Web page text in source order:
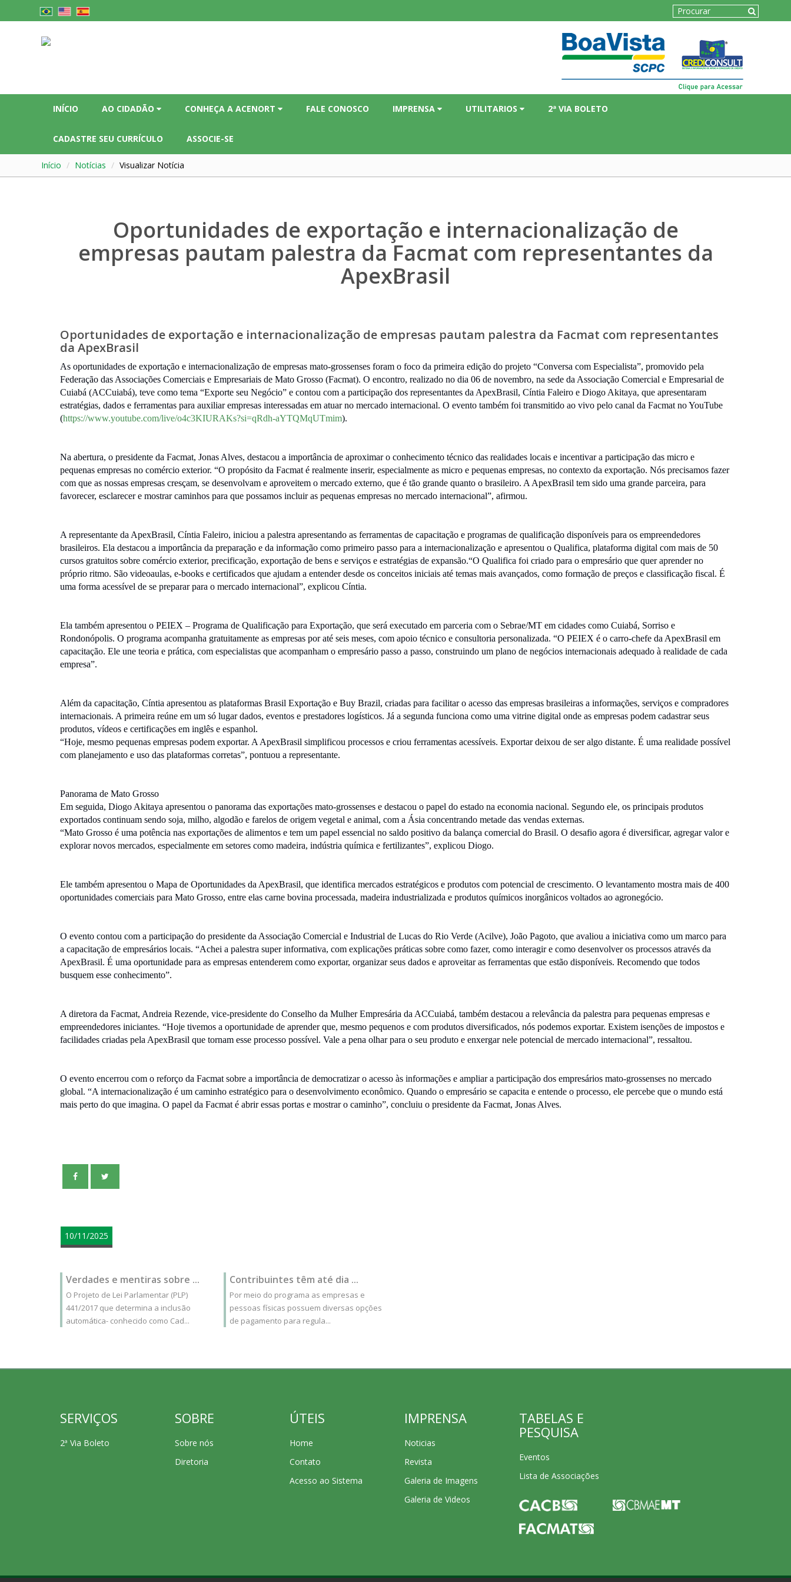
INÍCIO AO CIDADÃO CONHEÇA A ACENORT FALE CONOSCO IMPRENSA UTILITARIOS 2ª VIA BOLETO
CADASTRE SEU CURRÍCULO ASSOCIE-SE
Início Notícias Visualizar Notícia
Oportunidades de exportação e internacionalização de
empresas pautam palestra da Facmat com representantes da
ApexBrasil
Oportunidades de exportação e internacionalização de empresas pautam palestra da Facmat com representantes
da ApexBrasil
As oportunidades de exportação e internacionalização de empresas mato-grossenses foram o foco da primeira edição do projeto “Conversa com Especialista”, promovido pela
Federação das Associações Comerciais e Empresariais de Mato Grosso (Facmat). O encontro, realizado no dia 06 de novembro, na sede da Associação Comercial e Empresarial de
Cuiabá (ACCuiabá), teve como tema “Exporte seu Negócio” e contou com a participação dos representantes da ApexBrasil, Cíntia Faleiro e Diogo Akitaya, que apresentaram
estratégias, dados e ferramentas para auxiliar empresas interessadas em atuar no mercado internacional. O evento também foi transmitido ao vivo pelo canal da Facmat no YouTube
(https://www.youtube.com/live/o4c3KIURAKs?si=qRdh-aYTQMqUTmim).
Na abertura, o presidente da Facmat, Jonas Alves, destacou a importância de aproximar o conhecimento técnico das realidades locais e incentivar a participação das micro e
pequenas empresas no comércio exterior. “O propósito da Facmat é realmente inserir, especialmente as micro e pequenas empresas, no contexto da exportação. Nós precisamos fazer
com que as nossas empresas cresçam, se desenvolvam e aproveitem o mercado externo, que é tão grande quanto o brasileiro. A ApexBrasil tem sido uma grande parceira, para
favorecer, esclarecer e mostrar caminhos para que possamos incluir as pequenas empresas no mercado internacional”, afirmou.
A representante da ApexBrasil, Cíntia Faleiro, iniciou a palestra apresentando as ferramentas de capacitação e programas de qualificação disponíveis para os empreendedores
brasileiros. Ela destacou a importância da preparação e da informação como primeiro passo para a internacionalização e apresentou o Qualifica, plataforma digital com mais de 50
cursos gratuitos sobre comércio exterior, precificação, exportação de bens e serviços e estratégias de expansão.“O Qualifica foi criado para o empresário que quer aprender no
próprio ritmo. São videoaulas, e-books e certificados que ajudam a entender desde os conceitos iniciais até temas mais avançados, como formação de preços e classificação fiscal. É
uma forma acessível de se preparar para o mercado internacional”, explicou Cíntia.
Ela também apresentou o PEIEX – Programa de Qualificação para Exportação, que será executado em parceria com o Sebrae/MT em cidades como Cuiabá, Sorriso e
Rondonópolis. O programa acompanha gratuitamente as empresas por até seis meses, com apoio técnico e consultoria personalizada. “O PEIEX é o carro-chefe da ApexBrasil em
capacitação. Ele une teoria e prática, com especialistas que acompanham o empresário passo a passo, construindo um plano de negócios internacionais adequado à realidade de cada
empresa”.
Além da capacitação, Cíntia apresentou as plataformas Brasil Exportação e Buy Brazil, criadas para facilitar o acesso das empresas brasileiras a informações, serviços e compradores
internacionais. A primeira reúne em um só lugar dados, eventos e prestadores logísticos. Já a segunda funciona como uma vitrine digital onde as empresas podem cadastrar seus
produtos, vídeos e certificações em inglês e espanhol.
“Hoje, mesmo pequenas empresas podem exportar. A ApexBrasil simplificou processos e criou ferramentas acessíveis. Exportar deixou de ser algo distante. É uma realidade possível
com planejamento e uso das plataformas corretas”, pontuou a representante.
Panorama de Mato Grosso
Em seguida, Diogo Akitaya apresentou o panorama das exportações mato-grossenses e destacou o papel do estado na economia nacional. Segundo ele, os principais produtos
exportados continuam sendo soja, milho, algodão e farelos de origem vegetal e animal, com a Ásia concentrando metade das vendas externas.
“Mato Grosso é uma potência nas exportações de alimentos e tem um papel essencial no saldo positivo da balança comercial do Brasil. O desafio agora é diversificar, agregar valor e
explorar novos mercados, especialmente em setores como madeira, indústria química e fertilizantes”, explicou Diogo.
Ele também apresentou o Mapa de Oportunidades da ApexBrasil, que identifica mercados estratégicos e produtos com potencial de crescimento. O levantamento mostra mais de 400
oportunidades comerciais para Mato Grosso, entre elas carne bovina processada, madeira industrializada e produtos químicos inorgânicos voltados ao agronegócio.
O evento contou com a participação do presidente da Associação Comercial e Industrial de Lucas do Rio Verde (Acilve), João Pagoto, que avaliou a iniciativa como um marco para
a capacitação de empresários locais. “Achei a palestra super informativa, com explicações práticas sobre como fazer, como interagir e como desenvolver os processos através da
ApexBrasil. É uma oportunidade para as empresas entenderem como exportar, organizar seus dados e aproveitar as ferramentas que estão disponíveis. Recomendo que todos
busquem esse conhecimento”.
A diretora da Facmat, Andreia Rezende, vice-presidente do Conselho da Mulher Empresária da ACCuiabá, também destacou a relevância da palestra para pequenas empresas e
empreendedores iniciantes. “Hoje tivemos a oportunidade de aprender que, mesmo pequenos e com produtos diversificados, nós podemos exportar. Existem isenções de impostos e
facilidades criadas pela ApexBrasil que tornam esse processo possível. Vale a pena olhar para o seu produto e enxergar nele potencial de mercado internacional”, ressaltou.
O evento encerrou com o reforço da Facmat sobre a importância de democratizar o acesso às informações e ampliar a participação dos empresários mato-grossenses no mercado
global. “A internacionalização é um caminho estratégico para o desenvolvimento econômico. Quando o empresário se capacita e entende o processo, ele percebe que o mundo está
mais perto do que imagina. O papel da Facmat é abrir essas portas e mostrar o caminho”, concluiu o presidente da Facmat, Jonas Alves.
10/11/2025
Verdades e mentiras sobre ...
O Projeto de Lei Parlamentar (PLP)
441/2017 que determina a inclusão
automática- conhecido como Cad...
Contribuintes têm até dia ...
Por meio do programa as empresas e
pessoas físicas possuem diversas opções
de pagamento para regula...
SERVIÇOS
2ª Via Boleto
SOBRE
Sobre nós
Diretoria
ÚTEIS
Home
Contato
Acesso ao Sistema
IMPRENSA
Noticias
Revista
Galeria de Imagens
Galeria de Videos
TABELAS E
PESQUISA
Eventos
Lista de Associações